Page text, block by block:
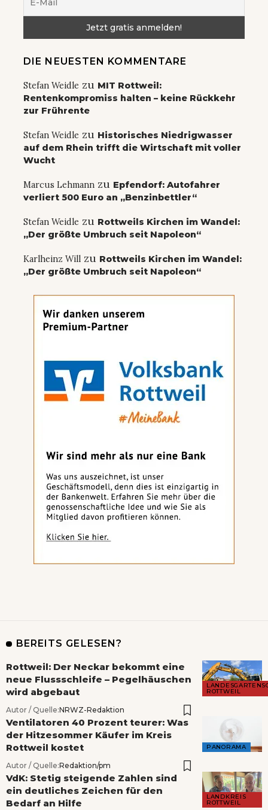
DIE NEUESTEN KOMMENTARE
Stefan Weidle zu MIT Rottweil:
Rentenkompromiss halten – keine Rückkehr
zur Frührente
Stefan Weidle zu Historisches Niedrigwasser
auf dem Rhein trifft die Wirtschaft mit voller
Wucht
Marcus Lehmann zu Epfendorf: Autofahrer
verliert 500 Euro an „Benzinbettler“
Stefan Weidle zu Rottweils Kirchen im Wandel:
„Der größte Umbruch seit Napoleon“
Karlheinz Will zu Rottweils Kirchen im Wandel:
„Der größte Umbruch seit Napoleon“
BEREITS GELESEN?
ROTTWEIL
Rottweil: Der Neckar bekommt eine
neue Flussschleife – Pegelhäuschen
wird abgebaut
Autor / Quelle:NRWZ-Redaktion
PANORAMA
Ventilatoren 40 Prozent teurer: Was
der Hitzesommer Käufer im Kreis
Rottweil kostet
Autor / Quelle:Redaktion/pm
LANDKREIS
ROTTWEIL
VdK: Stetig steigende Zahlen sind
ein deutliches Zeichen für den
Bedarf an Hilfe